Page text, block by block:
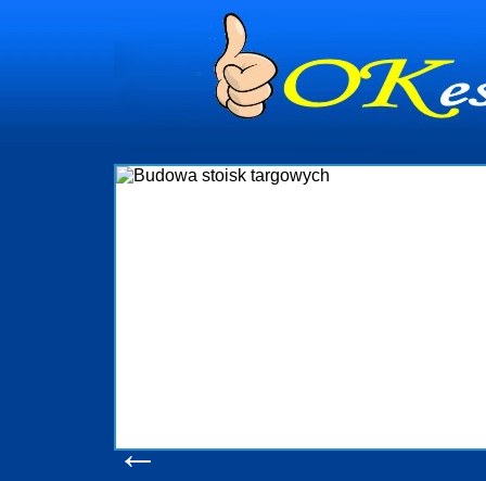
←